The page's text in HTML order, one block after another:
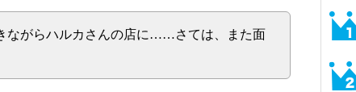
ながらハルカさんの店に……さては、また面